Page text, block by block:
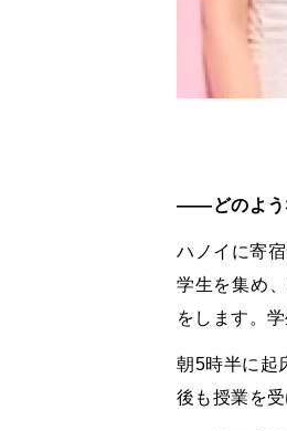
――どのよう
ハノイに寄
学生を集め
をします。
朝5時半に起
後も授業を